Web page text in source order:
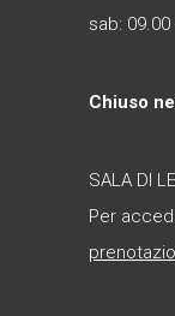
sab: 09.00
Chiuso
SALA DI
Per